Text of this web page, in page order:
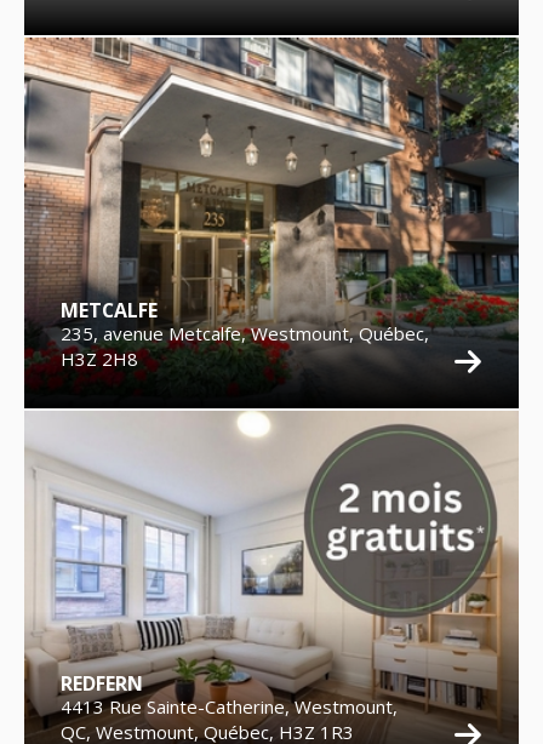
METCALFE
235, avenue Metcalfe, Westmount, Québec,
H3Z 2H8
REDFERN
4413 Rue Sainte-Catherine, Westmount,
QC, Westmount, Québec, H3Z 1R3